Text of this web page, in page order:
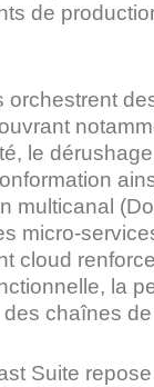
de
orchestrent
le
multicanal
micro-
cloud
la
des chaînes
Suite